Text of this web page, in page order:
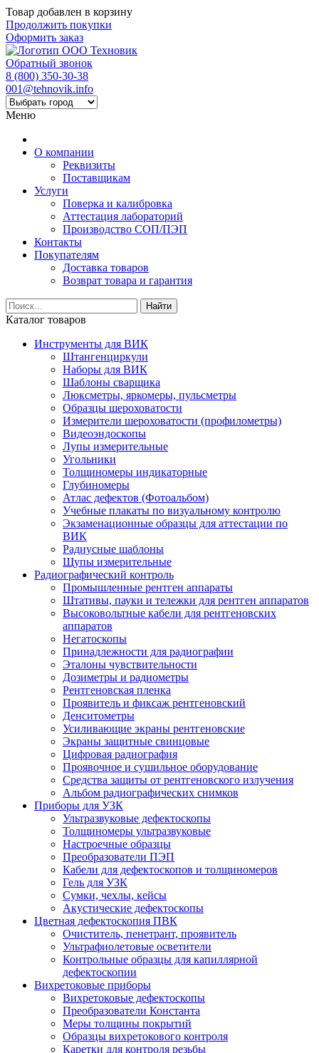
Товар добавлен в корзину
Продолжить покупки
Оформить заказ
Обратный звонок
8 (800) 350-30-38
001@tehnovik.info
Меню
О компании
Реквизиты
Поставщикам
Услуги
Поверка и калибровка
Аттестация лабораторий
Производство СОП/ПЭП
Контакты
Покупателям
Доставка товаров
Возврат товара и гарантия
Найти
Каталог товаров
Инструменты для ВИК
Штангенциркули
Наборы для ВИК
Шаблоны сварщика
Люксметры, яркомеры, пульсметры
Образцы шероховатости
Измерители шероховатости (профилометры)
Видеоэндоскопы
Лупы измерительные
Угольники
Толщиномеры индикаторные
Глубиномеры
Атлас дефектов (Фотоальбом)
Учебные плакаты по визуальному контролю
Экзаменационные образцы для аттестации по
ВИК
Радиусные шаблоны
Щупы измерительные
Радиографический контроль
Промышленные рентген аппараты
Штативы, пауки и тележки для рентген аппаратов
Высоковольтные кабели для рентгеновских
аппаратов
Негатоскопы
Принадлежности для радиографии
Эталоны чувствительности
Дозиметры и радиометры
Рентгеновская пленка
Проявитель и фиксаж рентгеновский
Денситометры
Усиливающие экраны рентгеновские
Экраны защитные свинцовые
Цифровая радиография
Проявочное и сушильное оборудование
Средства защиты от рентгеновского излучения
Альбом радиографических снимков
Приборы для УЗК
Ультразвуковые дефектоскопы
Толщиномеры ультразвуковые
Настроечные образцы
Преобразователи ПЭП
Кабели для дефектоскопов и толщиномеров
Гель для УЗК
Сумки, чехлы, кейсы
Акустические дефектоскопы
Цветная дефектоскопия ПВК
Очиститель, пенетрант, проявитель
Ультрафиолетовые осветители
Контрольные образцы для капиллярной
дефектоскопии
Вихретоковые приборы
Вихретоковые дефектоскопы
Преобразователи Константа
Меры толщины покрытий
Образцы вихретокового контроля
Каретки для контроля резьбы